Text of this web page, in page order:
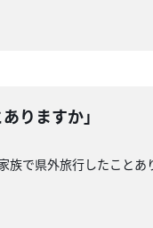
りますか」
族で県外旅行したこと